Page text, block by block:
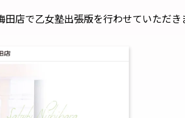
店で乙女塾出張版を行わせていただき